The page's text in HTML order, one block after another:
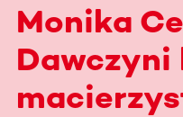
Monika
Dawczyni